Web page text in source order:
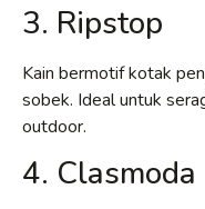
3. Ripstop
Kain bermotif kotak
sobek. Ideal untuk
outdoor.
4. Clasmoda